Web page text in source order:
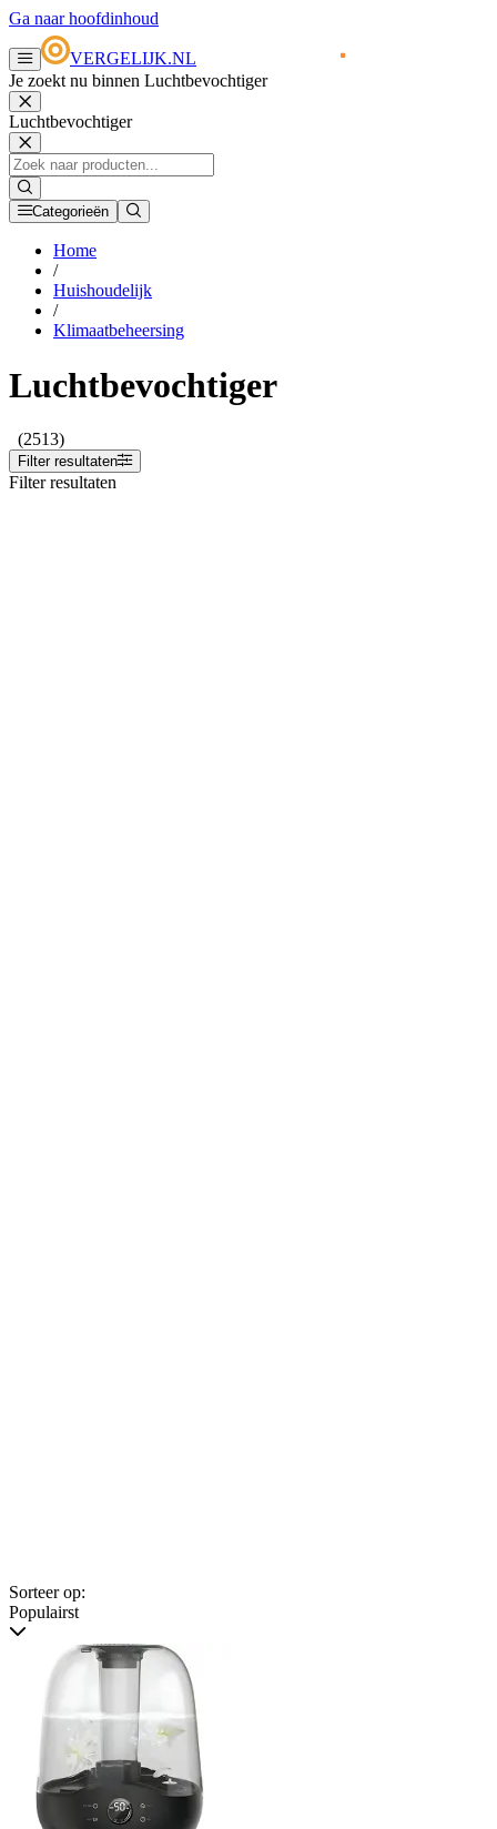
Ga naar hoofdinhoud
VERGELIJK.NL
Je zoekt nu binnen Luchtbevochtiger
Luchtbevochtiger
Categorieën
Home
/
Huishoudelijk
/
Klimaatbeheersing
Luchtbevochtiger
(2513)
Filter resultaten
Filter resultaten
Sorteer op:
Populairst